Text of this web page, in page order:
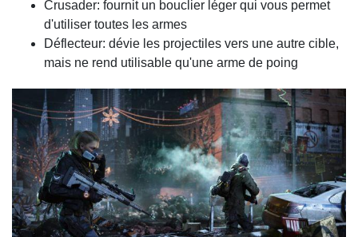
Crusader: fournit un bouclier léger qui vous permet
d'utiliser toutes les armes
Déflecteur: dévie les projectiles vers une autre cible,
mais ne rend utilisable qu'une arme de poing